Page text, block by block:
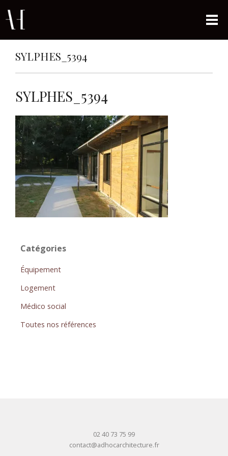
SYLPHES_5394
SYLPHES_5394
Catégories
Équipement
Logement
Médico social
Toutes nos références
02 40 73 75 99
contact@adhocarchitecture.fr